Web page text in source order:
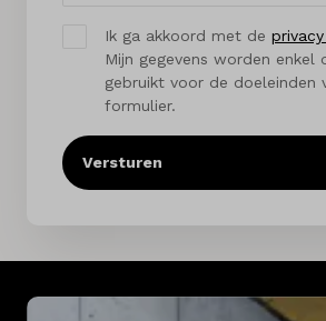
Ik ga akkoord met de
Mijn gegevens worden enkel
gebruikt voor de doeleinden
formulier.
Versturen